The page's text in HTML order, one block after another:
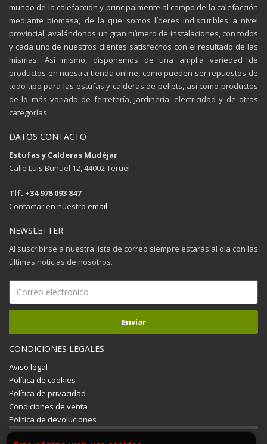
mundo de la calefacción y principalmente al campo de la calefacción
mediante biomasa, de la que somos líderes indiscutibles a nivel
provincial, avalándonos un gran número de instalaciones, con todos
y cada uno de nuestros clientes satisfechos con el resultado de las
mismas. Así mismo, disponemos de una amplia variedad de
productos en nuestra tienda online, como pueden ser repuestos de
todo tipo para las estufas y calderas de pellets, así como productos
de lo más variado de ferretería, jardinería, electricidad y de otras
categorías.
DATOS CONTACTO
Estufas y Calderas Mudéjar
Calle Luis Buñuel 12, 44002 Teruel
Tlf. +34 978 093 847
Contactar en nuestro email
NEWSLETTER
Al suscribirse a nuestra lista de correo siempre estarás al día con las
últimas noticias de nosotros.
CONDICIONES LEGALES
Aviso legal
Política de cookies
Política de privacidad
Condiciones de venta
Política de devoluciones